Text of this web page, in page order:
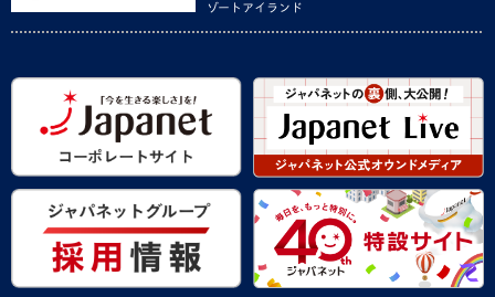
ゾートアイランド